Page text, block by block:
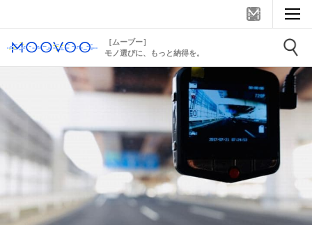
［ムーブー］
モノ選びに、もっと納得を。